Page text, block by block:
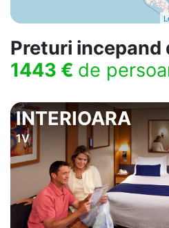
Preturi incepand
1443 € de
INTERIOARA
1V